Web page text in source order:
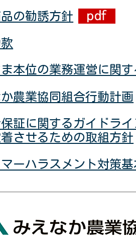
の勧誘方針
本位の業務運営に関
農業協同組合行動計画
証に関するガイドラ
させるための取組方針
ーハラスメント対策